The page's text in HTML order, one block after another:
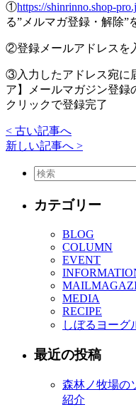
①https://shinrinno.shop-
る”メルマガ登録・解除”
②登録メールアドレスを
③入力したアドレス宛に
ア】メールマガジン登録
クリックで登録完了
< 古い記事へ
新しい記事へ >
カテゴリー
BLOG
COLUMN
EVENT
MEDIA
RECIPE
しぼるヨーグ
最近の投稿
森林ノ牧場の
紹介